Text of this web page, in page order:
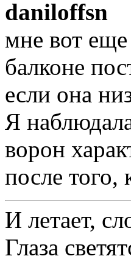
daniloffsn
мне вот еще
балконе
если она
Я
ворон
после того,
И летает,
Глаза